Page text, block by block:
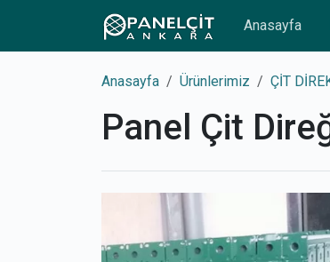
Anasayfa
Anasayfa Ürünlerimiz ÇİT
Panel Çit